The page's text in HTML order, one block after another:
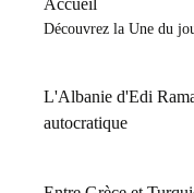
Accueil
Découvrez la Une du
L'Albanie d'Edi
autocratique